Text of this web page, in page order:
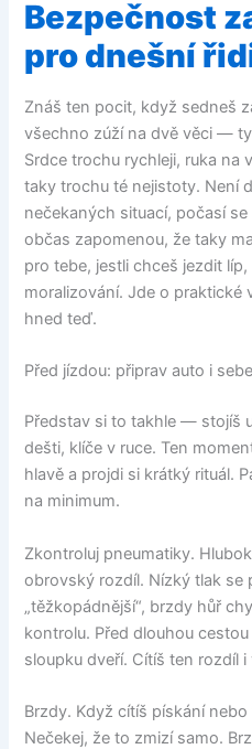
Bezpečnost
pro dnešní
Znáš ten pocit, když sedneš
všechno zúží na dvě věci —
Srdce trochu rychleji, ruka na
taky trochu té nejistoty. Není
nečekaných situací, počasí
občas zapomenou, že taky
pro tebe, jestli chceš jezdit
moralizování. Jde o praktické
hned teď.
Před jízdou: připrav auto i sebe
Představ si to takhle — stojíš
dešti, klíče v ruce. Ten
hlavě a projdi si krátký rituál.
na minimum.
Zkontroluj pneumatiky.
obrovský rozdíl. Nízký tlak se
„těžkopádnější“, brzdy hůř
kontrolu. Před dlouhou
sloupku dveří. Cítíš ten rozdíl
Brzdy. Když cítíš pískání
Nečekej, že to zmizí samo.